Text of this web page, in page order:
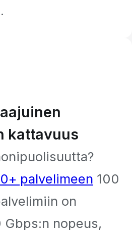
kattavuus
palvelimeen 100
on
nopeus,